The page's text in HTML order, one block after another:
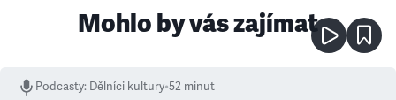
Mohlo by vás zajímat
Podcasty: Dělníci kultury•52 minut